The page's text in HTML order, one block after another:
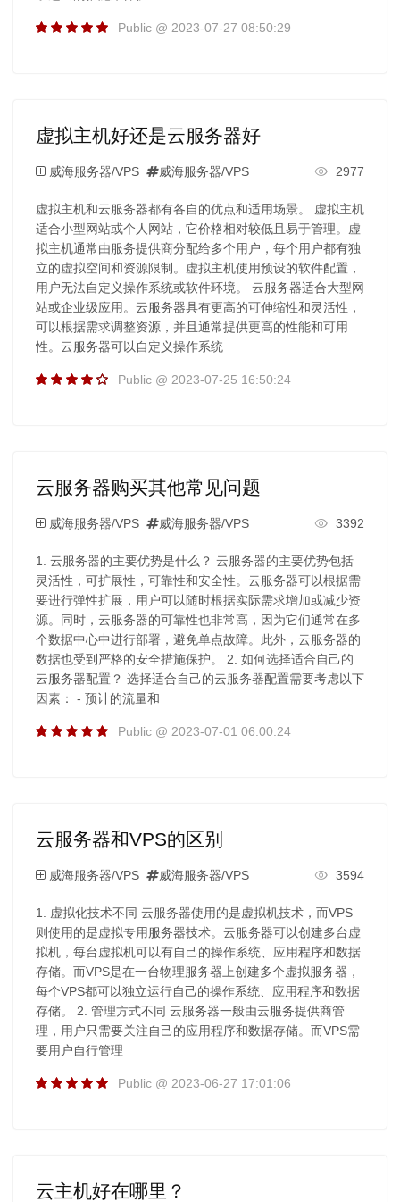
Public @ 2023-07-27 08:50:29
虚拟主机好还是云服务器好
威海服务器/VPS 威海服务器/VPS 2977
虚拟主机和云服务器都有各自的优点和适用场景。 虚拟主机
适合小型网站或个人网站，它价格相对较低且易于管理。虚
拟主机通常由服务提供商分配给多个用户，每个用户都有独
立的虚拟空间和资源限制。虚拟主机使用预设的软件配置，
用户无法自定义操作系统或软件环境。 云服务器适合大型网
站或企业级应用。云服务器具有更高的可伸缩性和灵活性，
可以根据需求调整资源，并且通常提供更高的性能和可用
性。云服务器可以自定义操作系统
Public @ 2023-07-25 16:50:24
云服务器购买其他常见问题
威海服务器/VPS 威海服务器/VPS 3392
1. 云服务器的主要优势是什么？ 云服务器的主要优势包括
灵活性，可扩展性，可靠性和安全性。云服务器可以根据需
要进行弹性扩展，用户可以随时根据实际需求增加或减少资
源。同时，云服务器的可靠性也非常高，因为它们通常在多
个数据中心中进行部署，避免单点故障。此外，云服务器的
数据也受到严格的安全措施保护。 2. 如何选择适合自己的
云服务器配置？ 选择适合自己的云服务器配置需要考虑以下
因素： - 预计的流量和
Public @ 2023-07-01 06:00:24
云服务器和VPS的区别
威海服务器/VPS 威海服务器/VPS 3594
1. 虚拟化技术不同 云服务器使用的是虚拟机技术，而VPS
则使用的是虚拟专用服务器技术。云服务器可以创建多台虚
拟机，每台虚拟机可以有自己的操作系统、应用程序和数据
存储。而VPS是在一台物理服务器上创建多个虚拟服务器，
每个VPS都可以独立运行自己的操作系统、应用程序和数据
存储。 2. 管理方式不同 云服务器一般由云服务提供商管
理，用户只需要关注自己的应用程序和数据存储。而VPS需
要用户自行管理
Public @ 2023-06-27 17:01:06
云主机好在哪里？